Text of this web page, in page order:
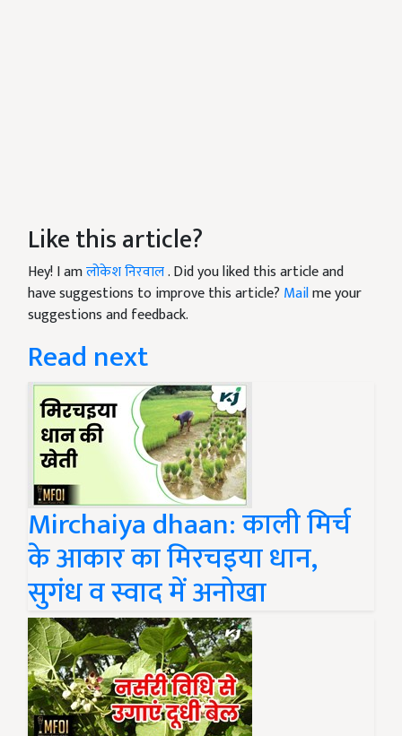
Like this article?
Hey! I amलोकेश निरवाल. Did you liked this article and
have suggestions to improve this article? Mailme your
suggestions and feedback.
Read next
Mirchaiya dhaan: काली मिर्च
के आकार का मिरचइया धान,
सुगंध व स्वाद में अनोखा